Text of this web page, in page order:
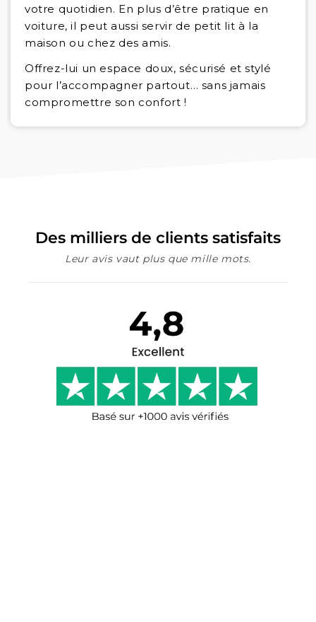
votre quotidien. En plus d’être pratique en
voiture, il peut aussi servir de petit lit à la
maison ou chez des amis.
Offrez-lui un espace doux, sécurisé et stylé
pour l’accompagner partout… sans jamais
compromettre son confort !
Des milliers de clients satisfaits
Leur avis vaut plus que mille mots.